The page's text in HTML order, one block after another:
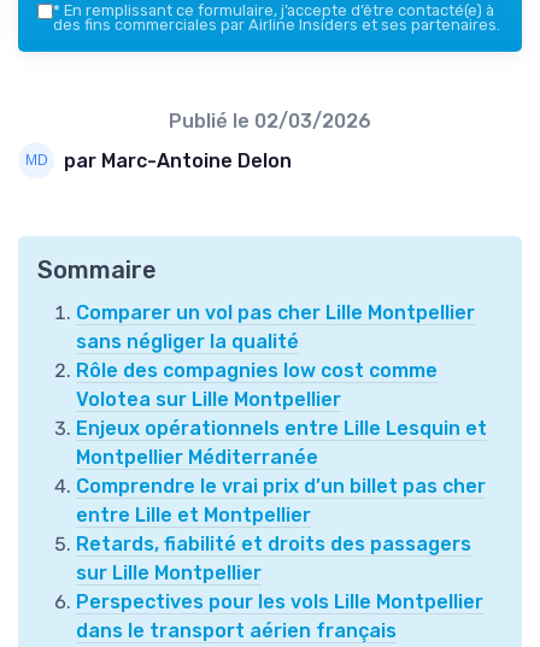
* En remplissant ce formulaire, j’accepte d’être contacté(e) à
des fins commerciales par Airline Insiders et ses partenaires.
Publié le 02/03/2026
par Marc-Antoine Delon
Sommaire
Comparer un vol pas cher Lille Montpellier
sans négliger la qualité
Rôle des compagnies low cost comme
Volotea sur Lille Montpellier
Enjeux opérationnels entre Lille Lesquin et
Montpellier Méditerranée
Comprendre le vrai prix d’un billet pas cher
entre Lille et Montpellier
Retards, fiabilité et droits des passagers
sur Lille Montpellier
Perspectives pour les vols Lille Montpellier
dans le transport aérien français